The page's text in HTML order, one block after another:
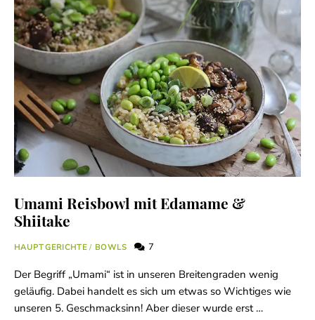
Umami Reisbowl mit Edamame &
Shiitake
HAUPTGERICHTE / BOWLS 7
Der Begriff „Umami“ ist in unseren Breitengraden wenig
geläufig. Dabei handelt es sich um etwas so Wichtiges wie
unseren 5. Geschmacksinn! Aber dieser wurde erst …